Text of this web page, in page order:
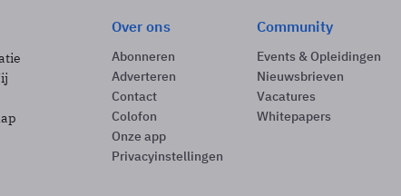
Over ons
Abonneren
Adverteren
Contact
Colofon
Onze app
Privacyinstellingen
Community
Events & Opleidingen
Nieuwsbrieven
Vacatures
Whitepapers